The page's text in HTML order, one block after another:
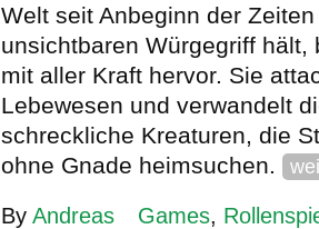
Welt seit Anbeginn der
unsichtbaren Würgegriff hält,
mit aller Kraft hervor. Sie
Lebewesen und verwandelt
schreckliche Kreaturen, die
ohne Gnade heimsuchen.
By Andreas Games,